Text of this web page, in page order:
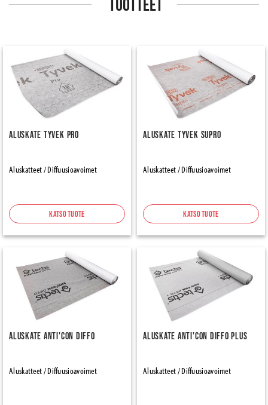
TUOTTEET
Aluskate Tyvek Pro
Aluskatteet / Diffuusioavoimet
Katso tuote
Aluskate Tyvek Supro
Aluskatteet / Diffuusioavoimet
Katso tuote
Aluskate Anti'con Diffo
Aluskatteet / Diffuusioavoimet
Aluskate Anti'con Diffo Plus
Aluskatteet / Diffuusioavoimet